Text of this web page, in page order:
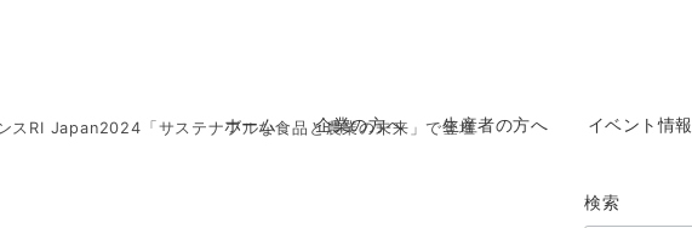
ホーム 企業の方へ 生産者の方へ イベント情報
スRI Japan2024「サステナブルな食品と農業の未来」で登壇
検索